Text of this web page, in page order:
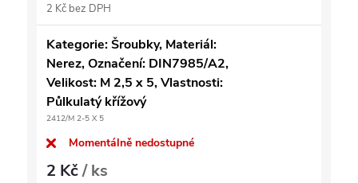
2 Kč bez DPH
Kategorie: Šroubky, Materiál:
Nerez, Označení: DIN7985/A2,
Velikost: M 2,5 x 5, Vlastnosti:
Půlkulatý křížový
2412/M 2-5 X 5
Momentálně nedostupné
2 Kč/ ks